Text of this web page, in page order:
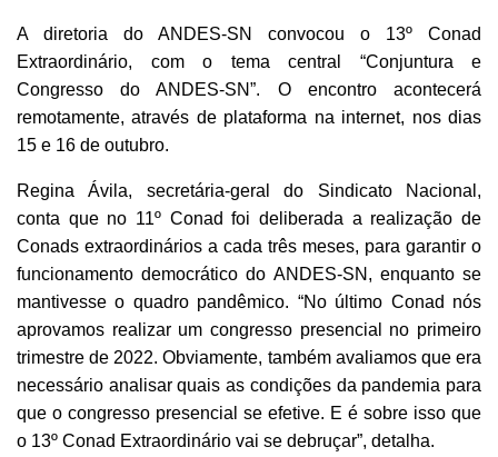
A diretoria do ANDES-SN convocou o 13º Conad
Extraordinário, com o tema central “Conjuntura e
Congresso do ANDES-SN”. O encontro acontecerá
remotamente, através de plataforma na internet, nos dias
15 e 16 de outubro.
Regina Ávila, secretária-geral do Sindicato Nacional,
conta que no 11º Conad foi deliberada a realização de
Conads extraordinários a cada três meses, para garantir o
funcionamento democrático do ANDES-SN, enquanto se
mantivesse o quadro pandêmico. “No último Conad nós
aprovamos realizar um congresso presencial no primeiro
trimestre de 2022. Obviamente, também avaliamos que era
necessário analisar quais as condições da pandemia para
que o congresso presencial se efetive. E é sobre isso que
o 13º Conad Extraordinário vai se debruçar”, detalha.